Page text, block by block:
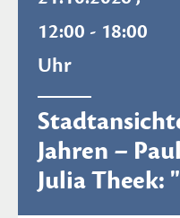
12:00 - 18:00
Uhr
Jahren –
Julia Theek: